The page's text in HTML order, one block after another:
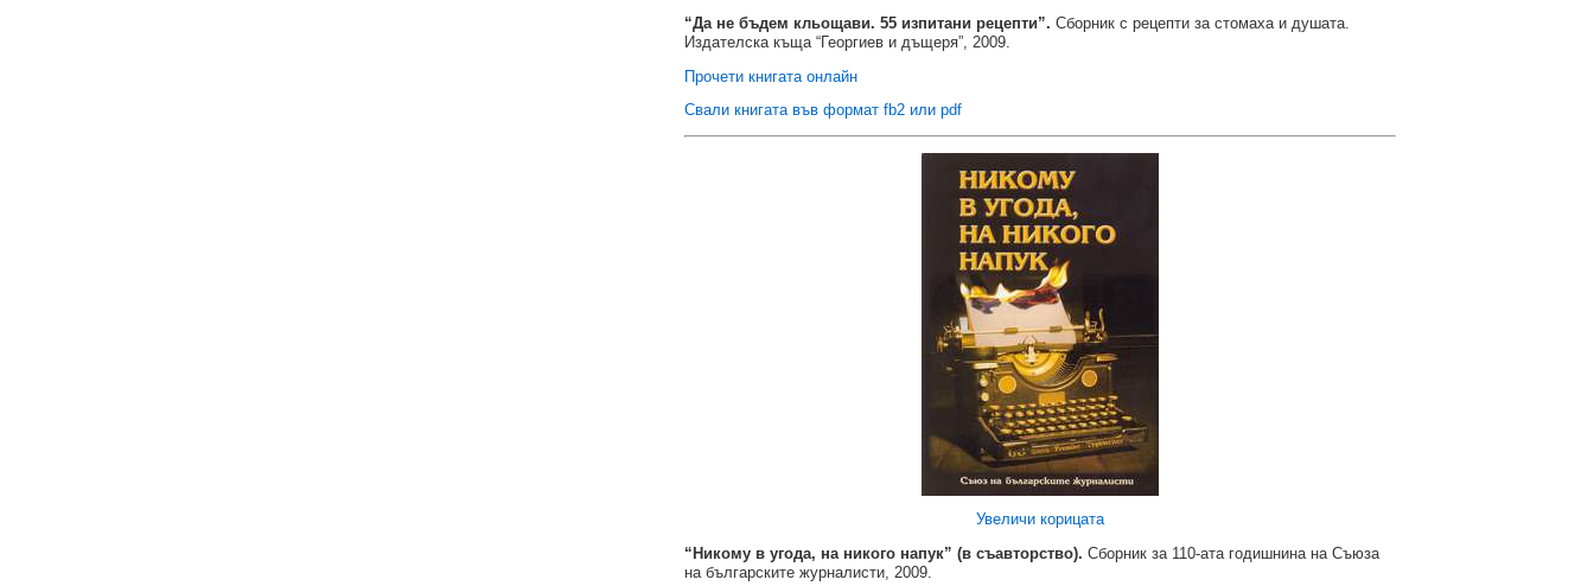
“Да не бъдем кльощави. 55 изпитани рецепти”. Сборник с рецепти за стомаха и душата.
Издателска къща “Георгиев и дъщеря”, 2009.
Прочети книгата онлайн
Свали книгата във формат fb2 или pdf
Увеличи корицата
“Никому в угода, на никого напук” (в съавторство). Сборник за 110-ата годишнина на Съюза
на българските журналисти, 2009.